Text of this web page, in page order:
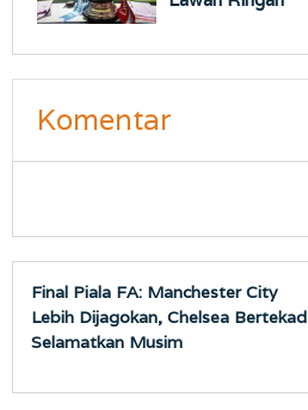
Komentar
Final Piala FA: Manchester City
Lebih Dijagokan, Chelsea Bertekad
Selamatkan Musim